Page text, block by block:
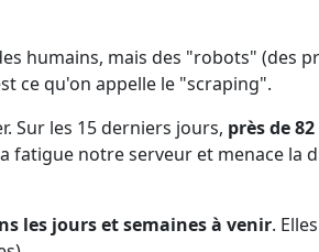
humains, mais des "robots" (des
ce qu'on appelle le "scraping".
Sur les 15 derniers jours, près de
fatigue notre serveur et menace la
les jours et semaines à venir.